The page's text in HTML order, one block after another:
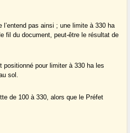
l’entend pas ainsi ; une limite à 330 ha
fil du document, peut-être le résultat de
positionné pour limiter à 330 ha les
sol.
de 100 à 330, alors que le Préfet